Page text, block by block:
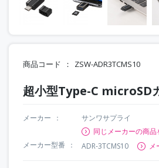
商品コード ZSW-ADR3TCMS10
超小型Type-C microSD
メーカー
サンワサプライ
同じメーカーの商品
メーカー型番
ADR-3TCMS10 メ